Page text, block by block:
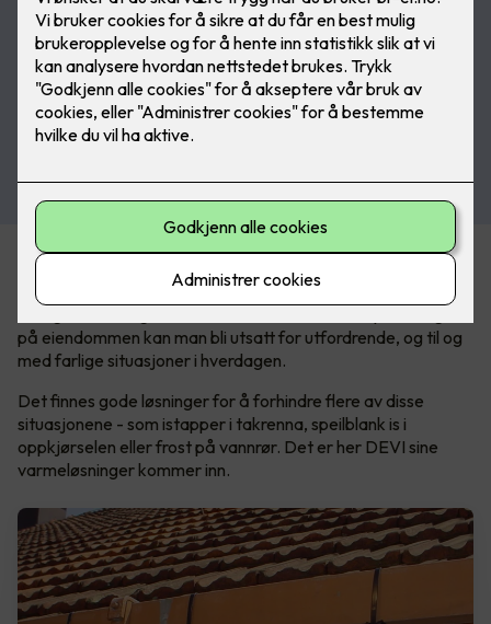
En trygg og mer komfortabel vinter
på eiendommen kan man bli utsatt for utfordrende, og til og
med farlige situasjoner i hverdagen.
Det finnes gode løsninger for å forhindre flere av disse
situasjonene - som istapper i takrenna, speilblank is i
oppkjørselen eller frost på vannrør. Det er her DEVI sine
varmeløsninger kommer inn.